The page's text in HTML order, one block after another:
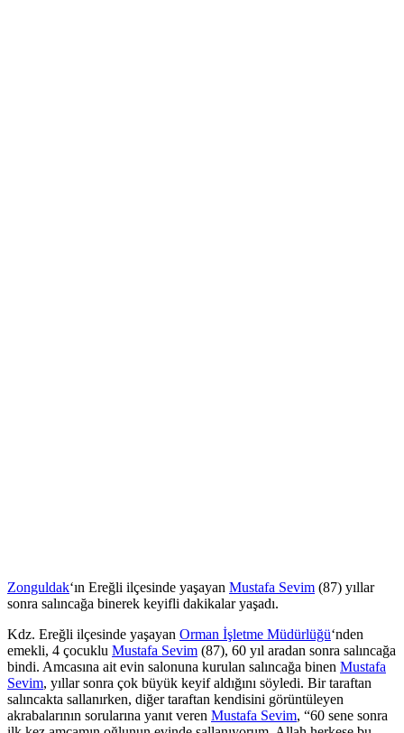
Zonguldak‘ın Ereğli ilçesinde yaşayan Mustafa Sevim (87) yıllar
sonra salıncağa binerek keyifli dakikalar yaşadı.
Kdz. Ereğli ilçesinde yaşayan Orman İşletme Müdürlüğü‘nden
emekli, 4 çocuklu Mustafa Sevim (87), 60 yıl aradan sonra salıncağa
bindi. Amcasına ait evin salonuna kurulan salıncağa binen Mustafa
Sevim, yıllar sonra çok büyük keyif aldığını söyledi. Bir taraftan
salıncakta sallanırken, diğer taraftan kendisini görüntüleyen
akrabalarının sorularına yanıt veren Mustafa Sevim, “60 sene sonra